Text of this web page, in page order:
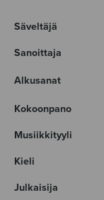
Säveltäjä
Sanoittaja
Alkusanat
Kokoonpano
Musiikkityyli
Kieli
Julkaisija